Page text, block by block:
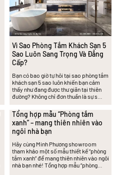
Vì Sao Phòng Tắm Khách Sạn 5
Sao Luôn Sang Trọng Và Đẳng
Cấp?
Bạn có bao giờ tự hỏi tại sao phòng tắm
khách sạn 5 sao luôn khiến bạn cảm
thấy như đang được thư giãn tại thiên
đường? Không chỉ đơn thuần là sự s…
Tổng hợp mẫu “Phòng tắm
xanh” – mang thiên nhiên vào
ngôi nhà bạn
Hãy cùng Minh Phương showroom
tham khảo một số mẫu thiết kế “phòng
tắm xanh” để mang thiên nhiên vào ngôi
nhà bạn nhé! Tổng hợp mẫu “phòng…